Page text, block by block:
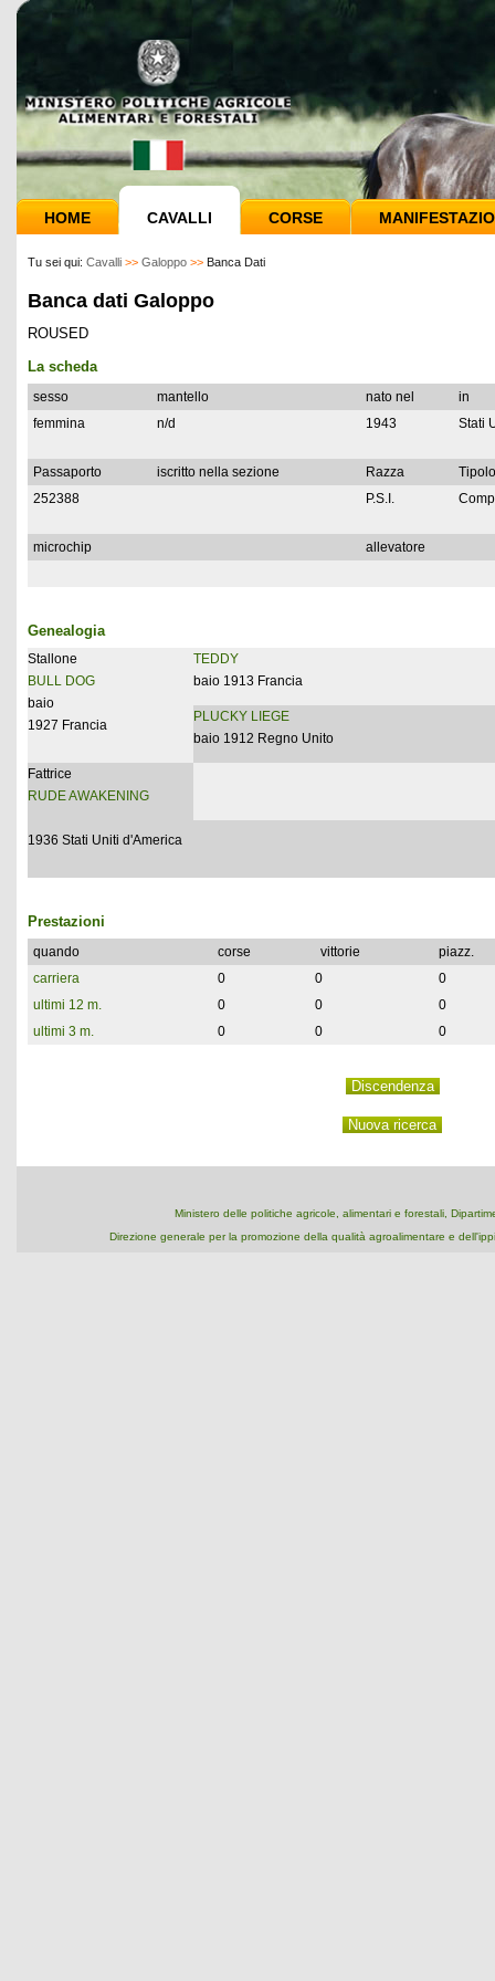
HOME CAVALLI CORSE
Tu sei qui: Cavalli >> Galoppo >> Banca Dati
Banca dati Galoppo
ROUSED
La scheda
sesso mantello nato nel
in
femmina
n/d 1943 Stati
Passaporto iscritto nella sezione Razza
252388
P.S.I.
microchip allevatore
Genealogia
Stallone
BULL DOG
baio
1927 Francia
TEDDY
baio 1913 Francia
PLUCKY LIEGE
baio 1912 Regno Unito
Fattrice
RUDE AWAKENING
1936 Stati Uniti d'America
Prestazioni
quando corse vittorie
piazz.
carriera
0 0
0
ultimi 12 m.
0 0
0
ultimi 3 m.
0 0 0
Ministero delle politiche agricole, alimentari e forestali,
Direzione generale per la promozione della qualità agroalimentare e